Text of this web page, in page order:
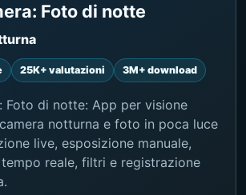
Foto di notte
25K+ valutazioni 3M+ download
Foto di notte: App per visione
notturna e foto in poca luce
live, esposizione manuale,
reale, filtri e registrazione